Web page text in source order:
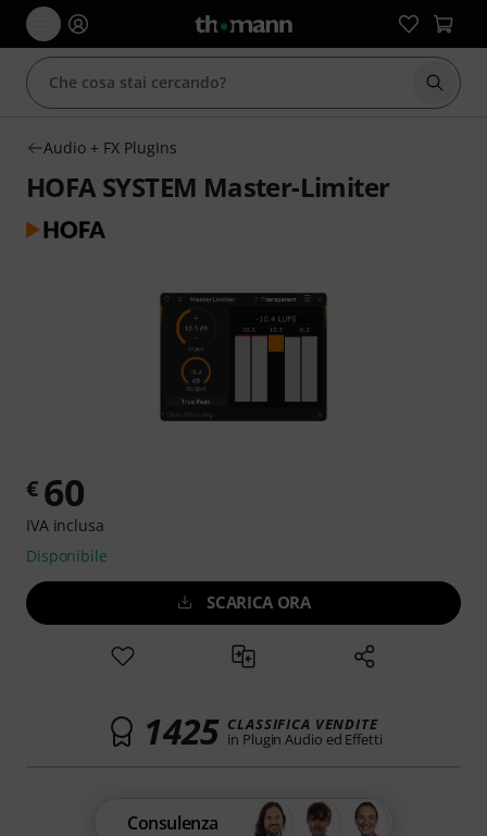
Audio + FX PlugIns
HOFA SYSTEM Master-Limiter
€ 60
IVA inclusa
Disponibile
SCARICA ORA
1425 CLASSIFICA VENDITE
in Plugin Audio ed Effetti
Consulenza